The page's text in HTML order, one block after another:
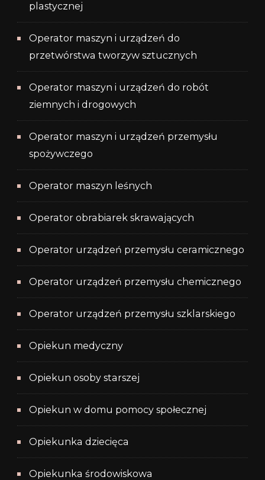
plastycznej
Operator maszyn i urządzeń do
przetwórstwa tworzyw sztucznych
Operator maszyn i urządzeń do robót
ziemnych i drogowych
Operator maszyn i urządzeń przemysłu
spożywczego
Operator maszyn leśnych
Operator obrabiarek skrawających
Operator urządzeń przemysłu ceramicznego
Operator urządzeń przemysłu chemicznego
Operator urządzeń przemysłu szklarskiego
Opiekun medyczny
Opiekun osoby starszej
Opiekun w domu pomocy społecznej
Opiekunka dziecięca
Opiekunka środowiskowa